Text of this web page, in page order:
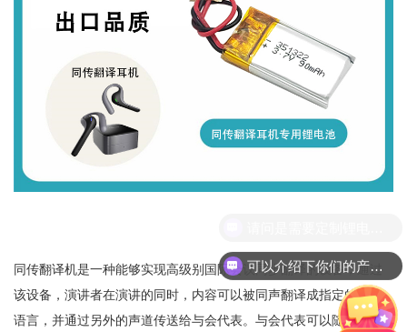
‌同传翻译机‌是一种能够实现高级别国际会议同步翻译的设备，通过
该设备，演讲者在演讲的同时，内容可以被同声翻译成指定的目标
语言，并通过另外的声道传送给与会代表。与会代表可以随意选择
可以介绍下你们的产品么？